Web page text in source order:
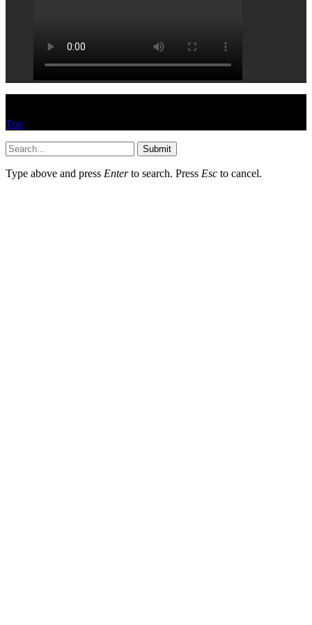
Top
Submit
Type above and press Enterto search. Press Esc to cancel.